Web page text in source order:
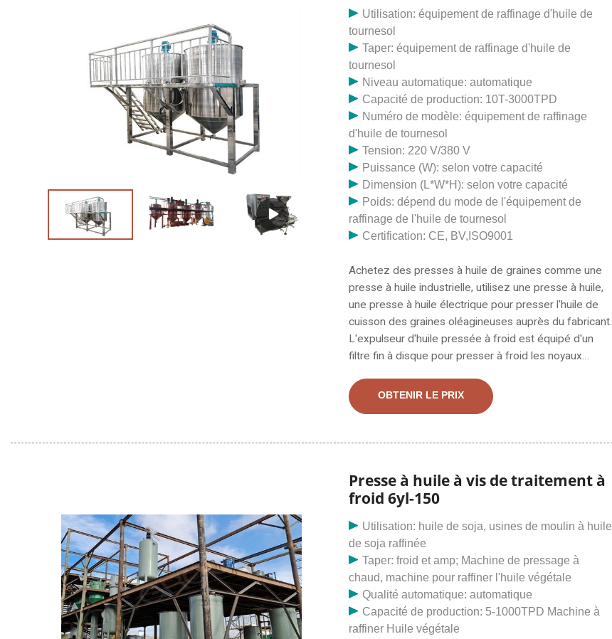
Utilisation: équipement de raffinage d'huile de
tournesol
Taper: équipement de raffinage d'huile de
tournesol
Niveau automatique: automatique
Capacité de production: 10T-3000TPD
Numéro de modèle: équipement de raffinage
d'huile de tournesol
Tension: 220 V/380 V
Puissance (W): selon votre capacité
Dimension (L*W*H): selon votre capacité
Poids: dépend du mode de l'équipement de
raffinage de l'huile de tournesol
Certification: CE, BV,ISO9001
Achetez des presses à huile de graines comme une
presse à huile industrielle, utilisez une presse à huile,
une presse à huile électrique pour presser l'huile de
cuisson des graines oléagineuses auprès du fabricant.
L'expulseur d'huile pressée à froid est équipé d'un
filtre fin à disque pour presser à froid les noyaux
grande capacité et peut également être utilisée pour le
pressage à chaud. Fabriquez vos propres huiles saines
graines. - directement dans votre propre cuisine. Les
et complexes que les huiles en bouteille ne peuvent
égaler, et les huiles fraîches peuvent également avoir
des bienfaits supplémentaires pour la santé. Notre
moulin de style européen facilite le pressage du vôtre.
À notre connaissance, il s’agit du seul moulin à huile
non électrique de taille domestique sur le marché
aujourd’hui. Flamme du petit
OBTENIR LE PRIX
Presse à huile à vis de traitement à
froid 6yl-150
Utilisation: huile de soja, usines de moulin à huile
de soja raffinée
Taper: froid et amp; Machine de pressage à
chaud, machine pour raffiner l'huile végétale
Qualité automatique: automatique
Capacité de production: 5-1000TPD Machine à
raffiner Huile végétale